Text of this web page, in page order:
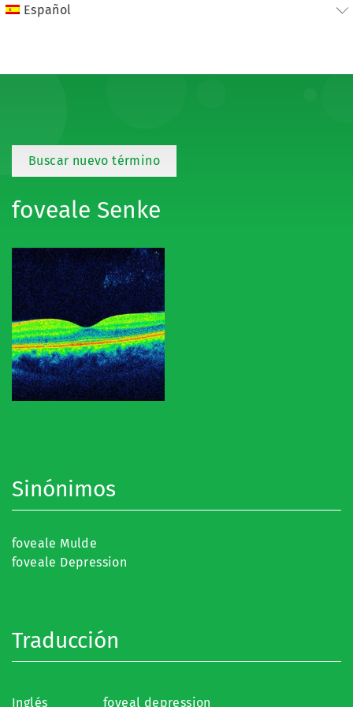
Español
Buscar nuevo término
foveale Senke
Sinónimos
foveale Mulde
foveale Depression
Traducción
Inglés foveal depression